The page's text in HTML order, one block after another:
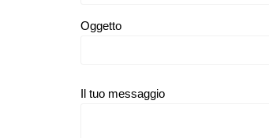
Oggetto
Il tuo messaggio